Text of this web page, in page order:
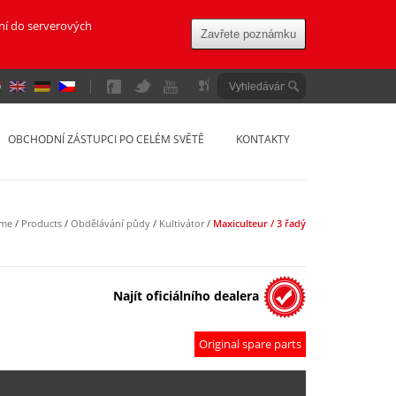
do serverových
Zavřete poznámku
republika a Slovensko
OBCHODNÍ ZÁSTUPCI PO CELÉM SVĚTĚ KONTAKTY
/ Products / Obdělávání půdy / Kultivátor/ Maxiculteur / 3 řadý
Najít oficiálního dealera
Original spare parts